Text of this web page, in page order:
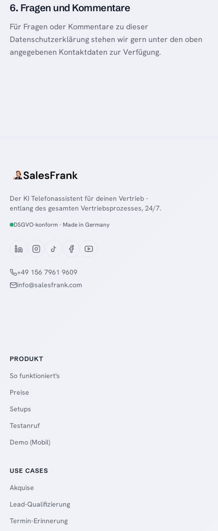
6. Fragen und Kommentare
Für Fragen oder Kommentare zu dieser
Datenschutzerklärung stehen wir gern unter den oben
angegebenen Kontaktdaten zur Verfügung.
Der KI Telefonassistent für deinen Vertrieb -
entlang des gesamten Vertriebsprozesses, 24/7.
DSGVO-konform · Made in Germany
+49 156 7961 9609
info@salesfrank.com
PRODUKT
So funktioniert's
Preise
Setups
Testanruf
Demo (Mobil)
USE CASES
Akquise
Lead-Qualifizierung
Termin-Erinnerung